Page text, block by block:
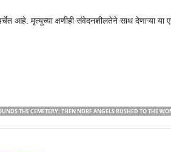
आहे. मृत्यूच्या क्षणीही संवेदनशीलतेने साथ देणाऱ्या या
THE CEMETERY; THEN NDRF ANGELS RUSHED TO THE